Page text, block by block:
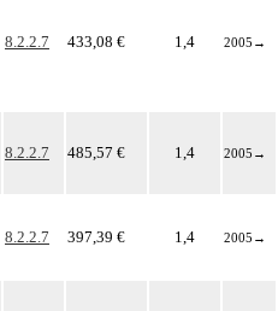
8.2.2.7 433,08 € 1,4 2005 →
8.2.2.7 485,57 € 1,4 2005 →
8.2.2.7 397,39 € 1,4 2005 →